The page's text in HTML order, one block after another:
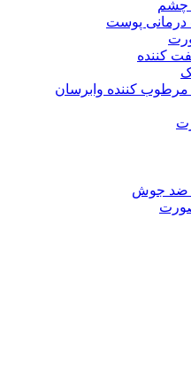
چشم
پوست
کننده
کننده وابرسان
ضد جوش